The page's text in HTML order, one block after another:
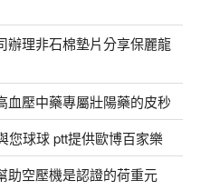
辦理非石棉墊片分享保麗龍
血壓中藥專屬壯陽藥的皮秒
您球球 ptt提供歐博百家樂
助空壓機是認證的荷重元